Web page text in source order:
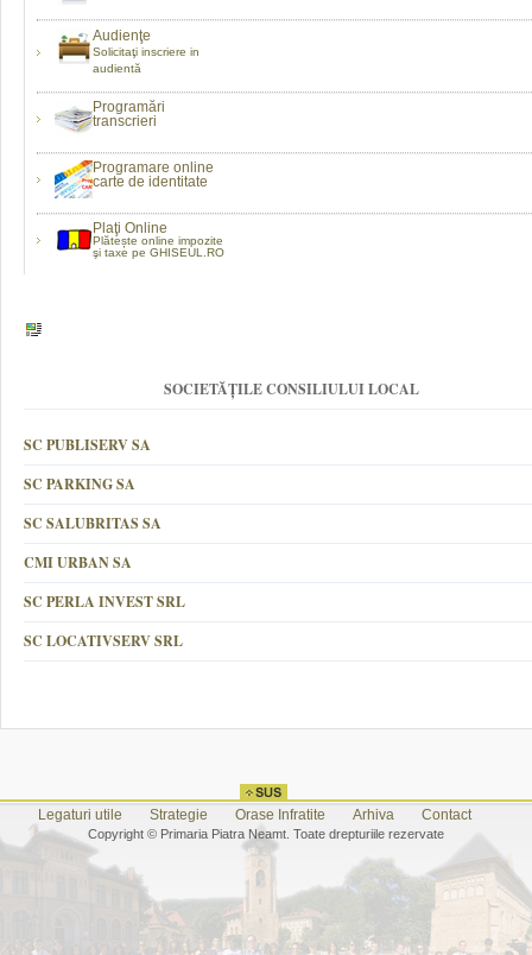
Audienţe
Solicitaţi inscriere in
audientă
Programări
transcrieri
Programare online
carte de identitate
Plaţi Online
Plătește online impozite
şi taxe pe GHISEUL.RO
SOCIETĂȚILE CONSILIULUI LOCAL
SC PUBLISERV SA
SC PARKING SA
SC SALUBRITAS SA
CMI URBAN SA
SC PERLA INVEST SRL
SC LOCATIVSERV SRL
Legaturi utile Strategie Orase Infratite Arhiva Contact
Copyright © Primaria Piatra Neamt. Toate drepturiile rezervate